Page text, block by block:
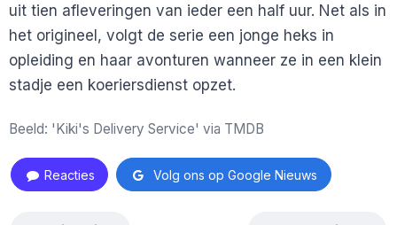
uit tien afleveringen van ieder een half uur. Net als in
het origineel, volgt de serie een jonge heks in
opleiding en haar avonturen wanneer ze in een klein
stadje een koeriersdienst opzet.
Beeld: 'Kiki's Delivery Service' via TMDB
Reacties Volg ons op Google Nieuws